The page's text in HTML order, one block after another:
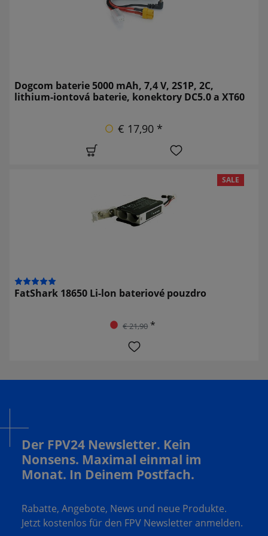
Dogcom baterie 5000 mAh, 7,4 V, 2S1P, 2C,
lithium-iontová baterie, konektory DC5.0 a XT60
€ 17,90 *
SALE
FatShark 18650 Li-lon bateriové pouzdro
€ 21,90 *
Der FPV24 Newsletter. Kein
Nonsens. Maximal einmal im
Monat. In Deinem Postfach.
Rabatte, Angebote, News und neue Produkte.
Jetzt kostenlos für den FPV Newsletter anmelden.